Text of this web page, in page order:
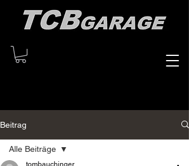
Beitrag
Alle Beiträge
tombauchinger